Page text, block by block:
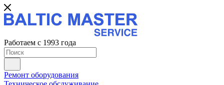
Работаем с 1993 года
Ремонт оборудования